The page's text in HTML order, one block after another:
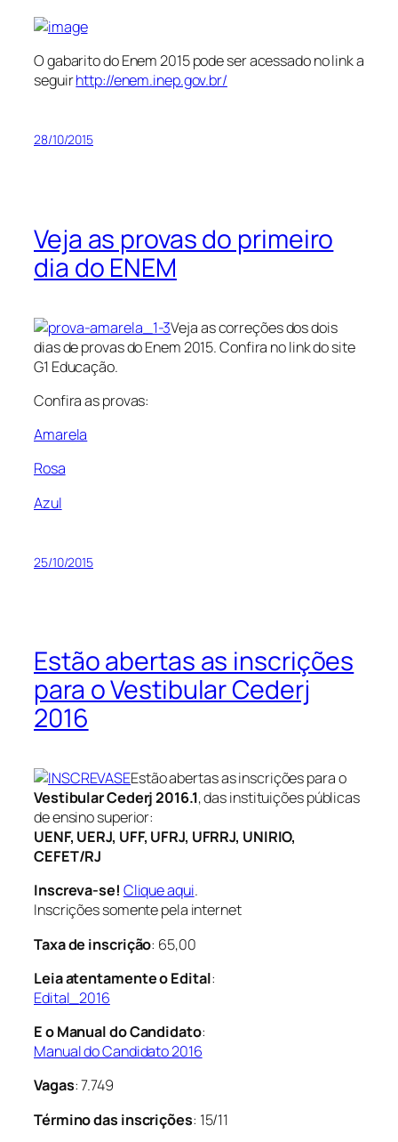
O gabarito do Enem 2015 pode ser acessado no link a
seguirhttp://enem.inep.gov.br/
28/10/2015
Veja as provas do primeiro
dia do ENEM
Veja as correções dos dois
dias de provas do Enem 2015. Confira no link do site
G1 Educação.
Confira as provas:
Amarela
Rosa
Azul
25/10/2015
Estão abertas as inscrições
para o Vestibular Cederj
2016
Estão abertas as inscrições para o
Vestibular Cederj 2016.1, das instituições públicas
de ensino superior:
UENF, UERJ, UFF, UFRJ, UFRRJ, UNIRIO,
CEFET/RJ
Inscreva-se! Clique aqui.
Inscrições somente pela internet
Taxa de inscrição: 65,00
Leia atentamente o Edital:
Edital_2016
E o Manual do Candidato:
Manual do Candidato 2016
Vagas: 7.749
Término das inscrições: 15/11